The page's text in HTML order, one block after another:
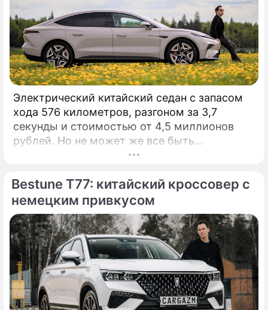
Электрический китайский седан с запасом
хода 576 километров, разгоном за 3,7
секунды и стоимостью от 4,5 миллионов
рублей. Но не может же все быть
идеальным, да? Давайте искать недостатки!
Bestune T77: китайский кроссовер с
немецким привкусом